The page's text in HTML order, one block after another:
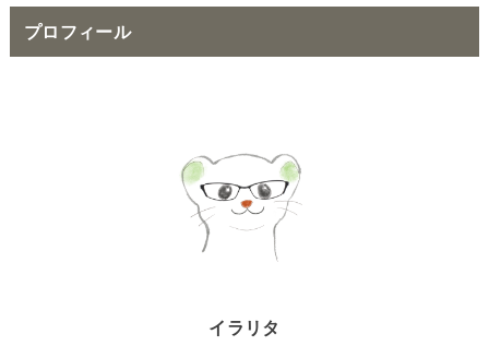
プロフィール
イラリタ